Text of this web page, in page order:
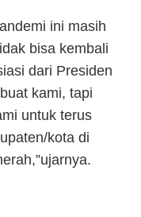
ini masih
bisa kembali
dari Presiden
kami, tapi
untuk terus
kota di